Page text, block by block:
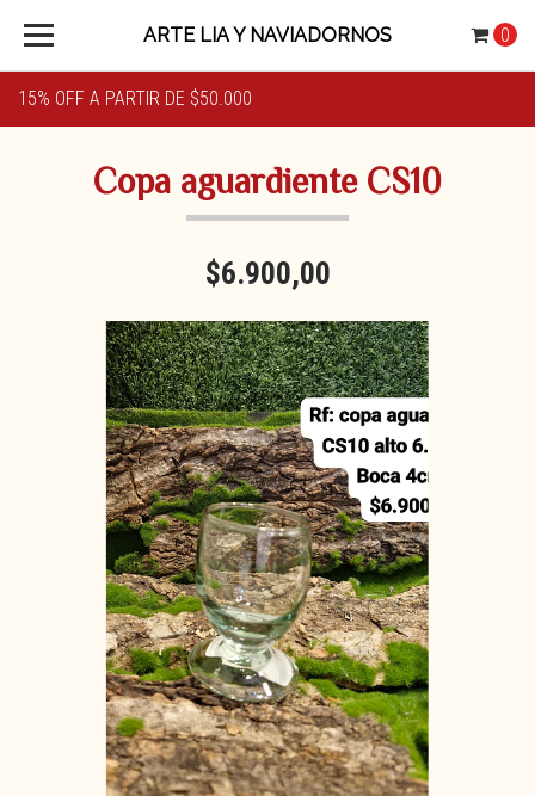
15% OFF A PARTIR DE $50.000
ARTE LIA Y NAVIADORNOS 0
Copa aguardiente CS10
$6.900,00